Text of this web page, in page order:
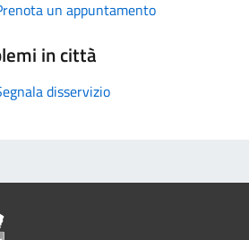
un appuntamento
in città
disservizio